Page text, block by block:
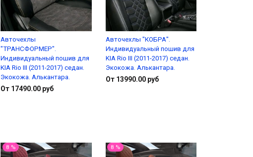
Авточехлы
"ТРАНСФОРМЕР".
Индивидуальный пошив для
KIA Rio III (2011-2017) седан.
Экокожа. Алькантара.
От 17490.00 руб
Авточехлы "КОБРА".
Индивидуальный пошив для
KIA Rio III (2011-2017) седан.
Экокожа. Алькантара.
От 13990.00 руб
8 % 8 %